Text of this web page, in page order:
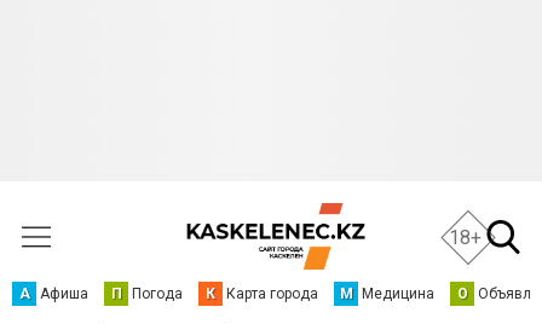
18+
А Афиша П Погода К Карта города М Медицина О